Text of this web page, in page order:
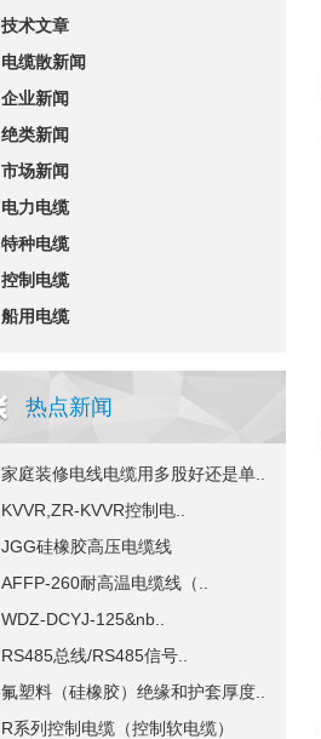
技术文章
电缆散新闻
企业新闻
绝类新闻
市场新闻
电力电缆
特种电缆
控制电缆
船用电缆
热点新闻
家庭装修电线电缆用多股好还是单..
KVVR,ZR-KVVR控制电..
JGG硅橡胶高压电缆线
AFFP-260耐高温电缆线（..
WDZ-DCYJ-125&nb..
RS485总线/RS485信号..
氟塑料（硅橡胶）绝缘和护套厚度..
R系列控制电缆（控制软电缆）